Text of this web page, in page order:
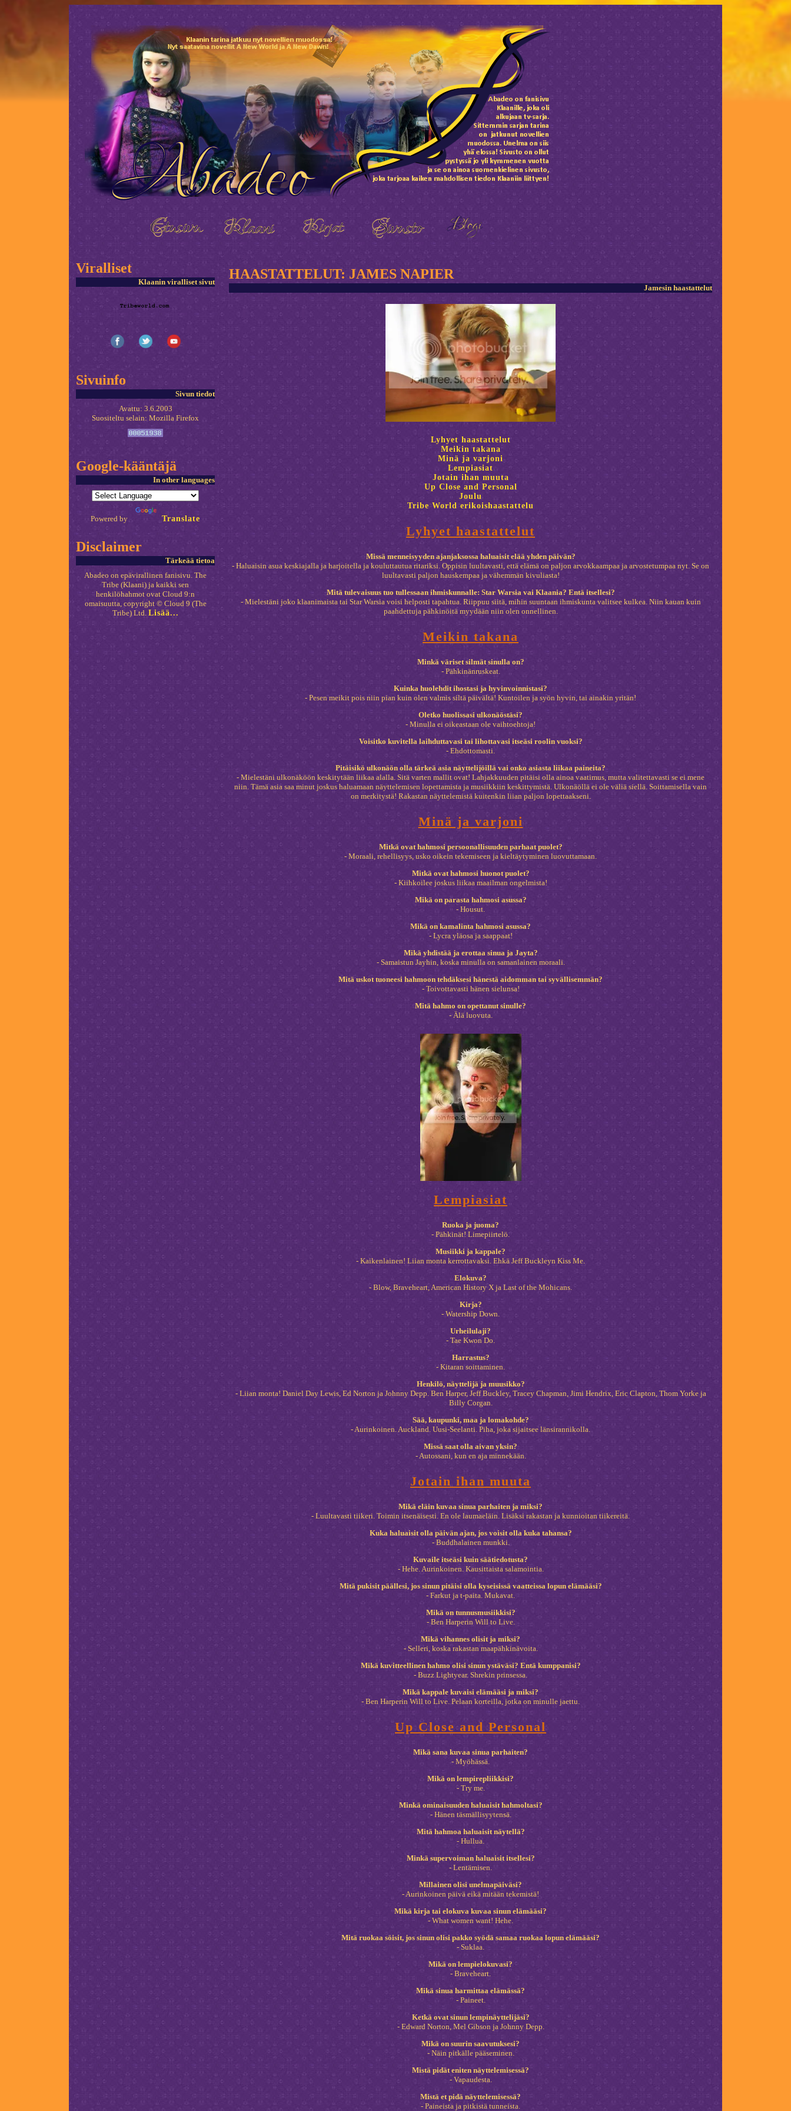
Viralliset
Klaanin viralliset sivut
Sivuinfo
Sivun tiedot
Avattu: 3.6.2003
Suositeltu selain: Mozilla Firefox
Google-kääntäjä
In other languages
Powered by Translate
Disclaimer
Tärkeää tietoa
Abadeo on epävirallinen fanisivu. The
Tribe (Klaani) ja kaikki sen
henkilöhahmot ovat Cloud 9:n
omaisuutta, copyright © Cloud 9 (The
Tribe) Ltd. Lisää...
HAASTATTELUT: JAMES NAPIER
Jamesin haastattelut
Lyhyet haastattelut
Meikin takana
Minä ja varjoni
Lempiasiat
Jotain ihan muuta
Up Close and Personal
Joulu
Tribe World erikoishaastattelu
Lyhyet haastattelut
Missä menneisyyden ajanjaksossa haluaisit elää yhden päivän?
- Haluaisin asua keskiajalla ja harjoitella ja kouluttautua ritariksi. Oppisin luultavasti, että elämä on paljon arvokkaampaa ja arvostetumpaa nyt. Se on
luultavasti paljon hauskempaa ja vähemmän kivuliasta!
Mitä tulevaisuus tuo tullessaan ihmiskunnalle: Star Warsia vai Klaania? Entä itsellesi?
- Mielestäni joko klaanimaista tai Star Warsia voisi helposti tapahtua. Riippuu siitä, mihin suuntaan ihmiskunta valitsee kulkea. Niin kauan kuin
paahdettuja pähkinöitä myydään niin olen onnellinen.
Meikin takana
Minkä väriset silmät sinulla on?
- Pähkinänruskeat.
Kuinka huolehdit ihostasi ja hyvinvoinnistasi?
- Pesen meikit pois niin pian kuin olen valmis siltä päivältä! Kuntoilen ja syön hyvin, tai ainakin yritän!
Oletko huolissasi ulkonäöstäsi?
- Minulla ei oikeastaan ole vaihtoehtoja!
Voisitko kuvitella laihduttavasi tai lihottavasi itseäsi roolin vuoksi?
- Ehdottomasti.
Pitäisikö ulkonäön olla tärkeä asia näyttelijöillä vai onko asiasta liikaa paineita?
- Mielestäni ulkonäköön keskitytään liikaa alalla. Sitä varten mallit ovat! Lahjakkuuden pitäisi olla ainoa vaatimus, mutta valitettavasti se ei mene
niin. Tämä asia saa minut joskus haluamaan näyttelemisen lopettamista ja musiikkiin keskittymistä. Ulkonäöllä ei ole väliä siellä. Soittamisella vain
on merkitystä! Rakastan näyttelemistä kuitenkin liian paljon lopettaakseni.
Minä ja varjoni
Mitkä ovat hahmosi persoonallisuuden parhaat puolet?
- Moraali, rehellisyys, usko oikein tekemiseen ja kieltäytyminen luovuttamaan.
Mitkä ovat hahmosi huonot puolet?
- Kiihkoilee joskus liikaa maailman ongelmista!
Mikä on parasta hahmosi asussa?
- Housut.
Mikä on kamalinta hahmosi asussa?
- Lycra yläosa ja saappaat!
Mikä yhdistää ja erottaa sinua ja Jayta?
- Samaistun Jayhin, koska minulla on samanlainen moraali.
Mitä uskot tuoneesi hahmoon tehdäksesi hänestä aidomman tai syvällisemmän?
- Toivottavasti hänen sielunsa!
Mitä hahmo on opettanut sinulle?
- Älä luovuta.
Lempiasiat
Ruoka ja juoma?
- Pähkinät! Limepiirtelö.
Musiikki ja kappale?
- Kaikenlainen! Liian monta kerrottavaksi. Ehkä Jeff Buckleyn Kiss Me.
Elokuva?
- Blow, Braveheart, American History X ja Last of the Mohicans.
Kirja?
- Watership Down.
Urheilulaji?
- Tae Kwon Do.
Harrastus?
- Kitaran soittaminen.
Henkilö, näyttelijä ja muusikko?
- Liian monta! Daniel Day Lewis, Ed Norton ja Johnny Depp. Ben Harper, Jeff Buckley, Tracey Chapman, Jimi Hendrix, Eric Clapton, Thom Yorke ja
Billy Corgan.
Sää, kaupunki, maa ja lomakohde?
- Aurinkoinen. Auckland. Uusi-Seelanti. Piha, joka sijaitsee länsirannikolla.
Missä saat olla aivan yksin?
- Autossani, kun en aja minnekään.
Jotain ihan muuta
Mikä eläin kuvaa sinua parhaiten ja miksi?
- Luultavasti tiikeri. Toimin itsenäisesti. En ole laumaeläin. Lisäksi rakastan ja kunnioitan tiikereitä.
Kuka haluaisit olla päivän ajan, jos voisit olla kuka tahansa?
- Buddhalainen munkki.
Kuvaile itseäsi kuin säätiedotusta?
- Hehe. Aurinkoinen. Kausittaista salamointia.
Mitä pukisit päällesi, jos sinun pitäisi olla kyseisissä vaatteissa lopun elämääsi?
- Farkut ja t-paita. Mukavat.
Mikä on tunnusmusiikkisi?
- Ben Harperin Will to Live.
Mikä vihannes olisit ja miksi?
- Selleri, koska rakastan maapähkinävoita.
Mikä kuvitteellinen hahmo olisi sinun ystäväsi? Entä kumppanisi?
- Buzz Lightyear. Shrekin prinsessa.
Mikä kappale kuvaisi elämääsi ja miksi?
- Ben Harperin Will to Live. Pelaan korteilla, jotka on minulle jaettu.
Up Close and Personal
Mikä sana kuvaa sinua parhaiten?
- Myöhässä.
Mikä on lempirepliikkisi?
- Try me.
Minkä ominaisuuden haluaisit hahmoltasi?
- Hänen täsmällisyytensä.
Mitä hahmoa haluaisit näytellä?
- Hullua.
Minkä supervoiman haluaisit itsellesi?
- Lentämisen.
Millainen olisi unelmapäiväsi?
- Aurinkoinen päivä eikä mitään tekemistä!
Mikä kirja tai elokuva kuvaa sinun elämääsi?
- What women want! Hehe.
Mitä ruokaa söisit, jos sinun olisi pakko syödä samaa ruokaa lopun elämääsi?
- Suklaa.
Mikä on lempielokuvasi?
- Braveheart.
Mikä sinua harmittaa elämässä?
- Paineet.
Ketkä ovat sinun lempinäyttelijäsi?
- Edward Norton, Mel Gibson ja Johnny Depp.
Mikä on suurin saavutuksesi?
- Näin pitkälle pääseminen.
Mistä pidät eniten näyttelemisessä?
- Vapaudesta.
Mistä et pidä näyttelemisessä?
- Paineista ja pitkistä tunneista.